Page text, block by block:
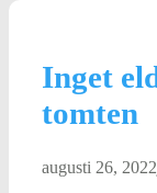
Inget
tomten
augusti 26, 2022